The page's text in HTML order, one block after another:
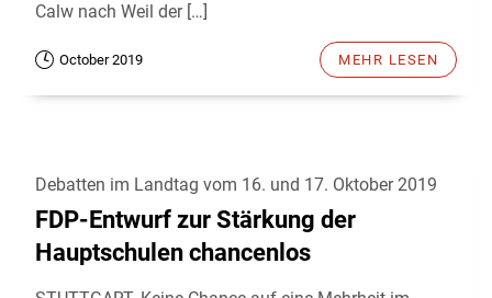
Calw nach Weil der […]
October 2019 MEHR LESEN
Debatten im Landtag vom 16. und 17. Oktober 2019
FDP-Entwurf zur Stärkung der
Hauptschulen chancenlos